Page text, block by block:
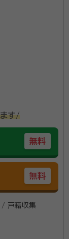
ます/
無料
無料
戸籍収集